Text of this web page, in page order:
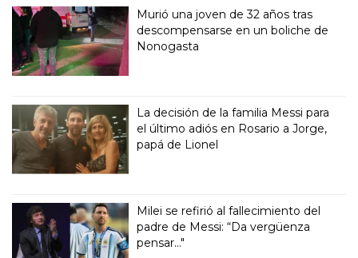
Murió una joven de 32 años tras
descompensarse en un boliche de
Nonogasta
La decisión de la familia Messi para
el último adiós en Rosario a Jorge,
papá de Lionel
Milei se refirió al fallecimiento del
padre de Messi: “Da vergüenza
pensar..."